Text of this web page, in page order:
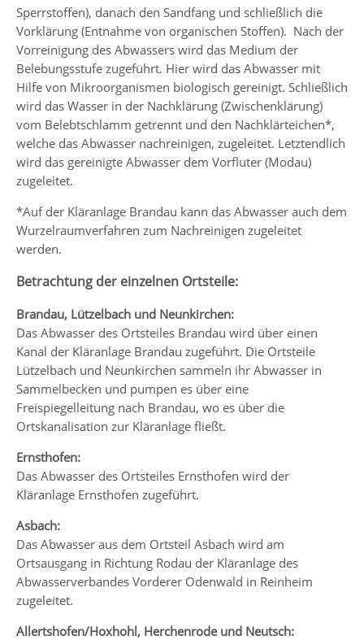
Sperrstoffen), danach den Sandfang und schließlich die
Vorklärung (Entnahme von organischen Stoffen). Nach der
Vorreinigung des Abwassers wird das Medium der
Belebungsstufe zugeführt. Hier wird das Abwasser mit
Hilfe von Mikroorganismen biologisch gereinigt. Schließlich
wird das Wasser in der Nachklärung (Zwischenklärung)
vom Belebtschlamm getrennt und den Nachklärteichen*,
welche das Abwasser nachreinigen, zugeleitet. Letztendlich
wird das gereinigte Abwasser dem Vorfluter (Modau)
zugeleitet.
*Auf der Kläranlage Brandau kann das Abwasser auch dem
Wurzelraumverfahren zum Nachreinigen zugeleitet
werden.
Betrachtung der einzelnen Ortsteile:
Brandau, Lützelbach und Neunkirchen:
Das Abwasser des Ortsteiles Brandau wird über einen
Kanal der Kläranlage Brandau zugeführt. Die Ortsteile
Lützelbach und Neunkirchen sammeln ihr Abwasser in
Sammelbecken und pumpen es über eine
Freispiegelleitung nach Brandau, wo es über die
Ortskanalisation zur Kläranlage fließt.
Ernsthofen:
Das Abwasser des Ortsteiles Ernsthofen wird der
Kläranlage Ernsthofen zugeführt.
Asbach:
Das Abwasser aus dem Ortsteil Asbach wird am
Ortsausgang in Richtung Rodau der Kläranlage des
Abwasserverbandes Vorderer Odenwald in Reinheim
zugeleitet.
Allertshofen/Hoxhohl, Herchenrode und Neutsch: